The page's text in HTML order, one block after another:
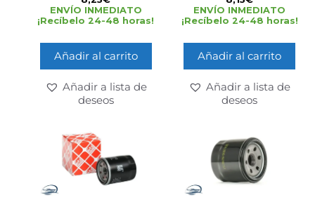
d
e
5
ENVÍO INMEDIATO
¡Recíbelo 24-48 horas!
Añadir al carrito
Añadir a lista de
deseos
d
e
5
ENVÍO INMEDIATO
¡Recíbelo 24-48 horas!
Añadir al carrito
Añadir a lista de
deseos